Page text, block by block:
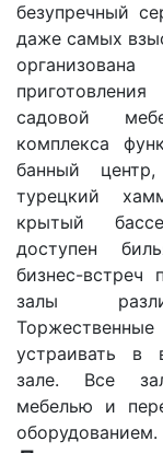
безупречный
даже самых
садовой
комплекса
банный
турецкий
крытый
доступен
бизнес-встреч
залы
устраивать в
зале. Все
мебелью и
оборудованием.